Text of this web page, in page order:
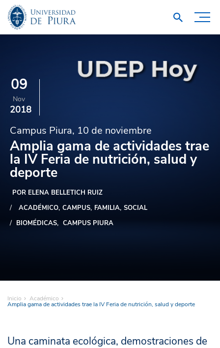
09
Nov
2018
Campus Piura, 10 de noviembre
Amplia gama de actividades trae
la IV Feria de nutrición, salud y
deporte
POR ELENA BELLETICH RUIZ
ACADÉMICO CAMPUS FAMILIA SOCIAL
BIOMÉDICAS
CAMPUS PIURA
Inicio Académico
Amplia gama de actividades trae la IV Feria de nutrición, salud y deporte
Una caminata ecológica, demostraciones de